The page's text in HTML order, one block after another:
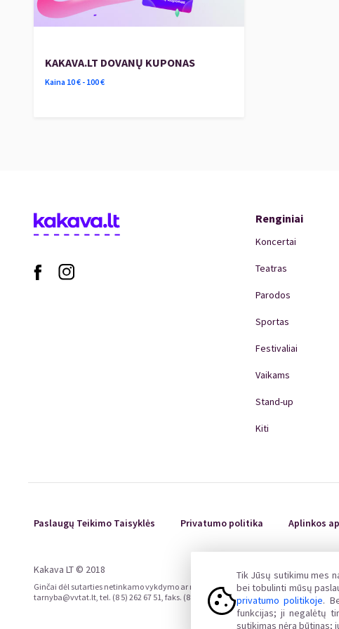
Iki žavingų pasimatymų!
Festivalio organizatorė - Vš.Į Muzika visaip
KAKAVA.LT DOVANŲ KUPONAS
Kaina 10€ - 100€
Tik Jūsų sutikimu mes
bei tobulinti mūsų
privatumo politikoje.
funkcijas; ji negalėtų
sutikimas nėra būtinas;
Renginiai
Koncertai
Teatras
Parodos
Sportas
Festivaliai
Vaikams
Stand-up
Kiti
Paslaugų Teikimo Taisyklės Privatumo politika Aplinkos
Kakava LT © 2018
Ginčai dėl sutarties netinkamo vykdymo ar nevykdymo ne teisme nagrinėjami
tarnyba@vvtat.lt, tel. (8 5) 262 67 51, faks. (8 5) 279 1466, interneto svetainė